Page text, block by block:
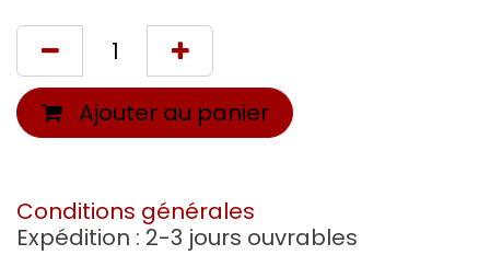
Ajouter au panier
Conditions générales
Expédition : 2-3 jours ouvrables